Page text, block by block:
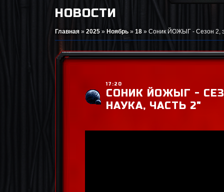
НОВОСТИ
Главная » 2025 » Ноябрь » 18 » Соник ЙОЖЫГ - Сезон 2,
17:20
СОНИК ЙОЖЫГ -
НАУКА, ЧАСТЬ 2"